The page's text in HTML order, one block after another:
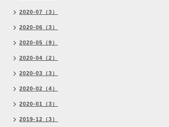
2020-07（3）
2020-06（3）
2020-05（9）
2020-04（2）
2020-03（3）
2020-02（4）
2020-01（3）
2019-12（3）